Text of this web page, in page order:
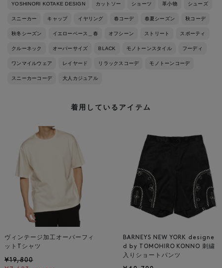
YOSHINORI KOTAKE DESIGN カットソー ショーツ 革小物 シューズ
スニーカー キャップ イヤリング 春コーデ 春夏シーズン 秋コーデ
秋冬シーズン イエローベース＿春 オフシーン ストリート スポーティ
クルーネック オーバーサイズ BLACK モノトーンスタイル フーディ
ワンマイルウェア レイヤード リラックスコーデ モノトーンコーデ
スニーカーコーデ 大人カジュアル
着用しているアイテム
ヴィンテージ加工オーバーフィ
ットTシャツ
¥19,800
BARNEYS NEW YORK designe
d by TOMOHIRO KONNO 刺繍
入りショートパンツ